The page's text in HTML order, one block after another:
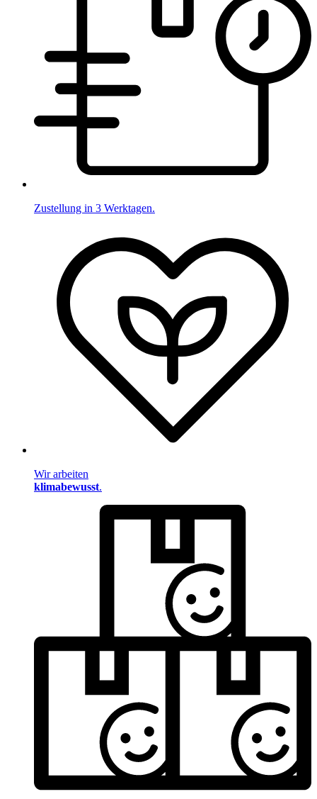
Zustellung in 3 Werktagen.
Wir arbeiten
klimabewusst.